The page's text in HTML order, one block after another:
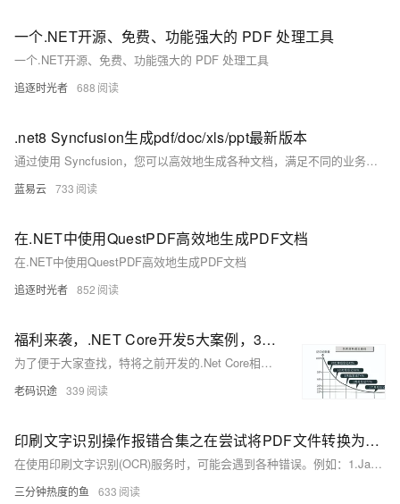
一个.NET开源、免费、功能强大的 PDF 处理工具
一个.NET开源、免费、功能强大的 PDF 处理工具
追逐时光者 688
.net8 Syncfusion生成pdf/doc/xls/ppt最新版本
通过使用 Syncfusion，您可以高效地生成各种文档，满足不同的业务需求。这些工具不仅易于使用，还具有高性能和高度可扩展性，是处理文档的理想选择。
蓝易云 733
在.NET中使用QuestPDF高效地生成PDF文档
在.NET中使用QuestPDF高效地生成PDF文档
追逐时光者 852
福利来袭，.NET Core开发5大案例，30w字PDF文档大放送！！！
为了便于大家查找，特将之前开发的.Net Core相关的五大案例整理成文，共计440页，32w字，免费提供给大家，文章底部有PDF下载链接。
老码识途 339
印刷文字识别操作报错合集之在尝试将PDF文件转换为图片时出现了问题，具体的错误代码是415，该怎么处理
在使用印刷文字识别(OCR)服务时，可能会遇到各种错误。例如：1.Java异常、2.配置文件错误、3.服务未开通、4.HTTP错误码、5.权限问题（403 Forbidden）、6.调用拒绝（Refused）、7.智能纠错问题、8.图片质量或格式问题，以下是一些常见错误及其可能的原因和解决方案的合集。
三分钟热度的鱼 633